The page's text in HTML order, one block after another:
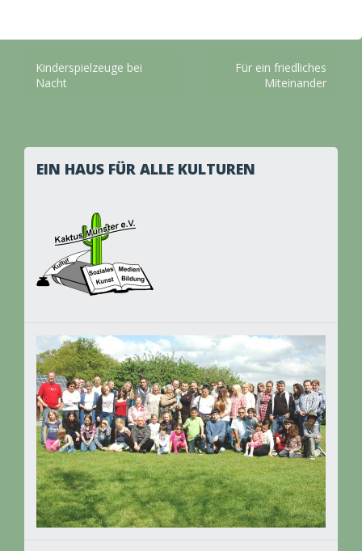
Beitragsnavigation
Kinderspielzeuge bei
Nacht
Für ein friedliches
Miteinander
EIN HAUS FÜR ALLE KULTUREN